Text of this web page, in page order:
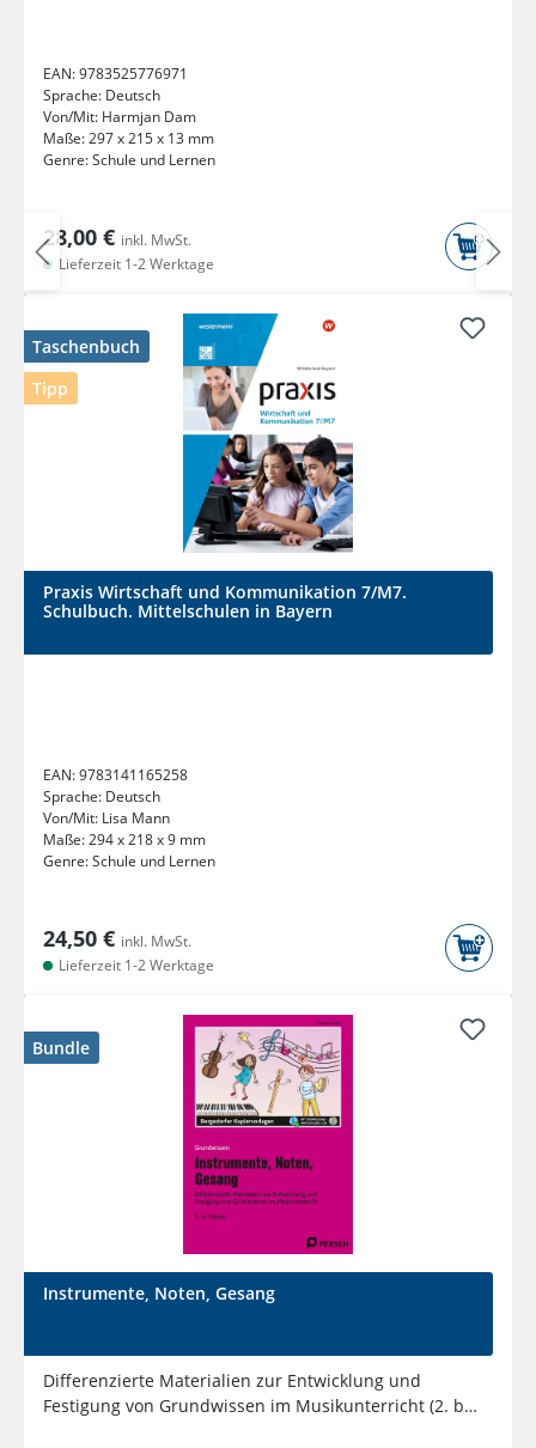
EAN:9783525776971
Sprache: Deutsch
Von/Mit: Harmjan Dam
Maße:297 x 215 x 13 mm
Genre:Schule und Lernen
28,00 € inkl. MwSt.
Lieferzeit 1-2 Werktage
Taschenbuch
Tipp
Praxis Wirtschaft und Kommunikation 7/M7.
Schulbuch. Mittelschulen in Bayern
EAN:9783141165258
Sprache: Deutsch
Von/Mit: Lisa Mann
Maße:294 x 218 x 9 mm
Genre:Schule und Lernen
24,50 € inkl. MwSt.
Lieferzeit 1-2 Werktage
Bundle
Instrumente, Noten, Gesang
Differenzierte Materialien zur Entwicklung und
Festigung von Grundwissen im Musikunterricht (2. bis